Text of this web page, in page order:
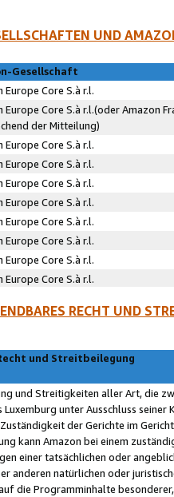
UND
Gesellschaft
Europe Core S.à r.l.
Europe Core S.à r.l.(oder Amazon
der Mitteilung)
Europe Core S.à r.l.
Europe Core S.à r.l.
Europe Core S.à r.l.
Europe Core S.à r.l.
Europe Core S.à r.l.
Europe Core S.à r.l.
Europe Core S.à r.l.
Europe Core S.à r.l.
RECHT UND
und Streitbeilegung
und Streitigkeiten aller Art, die
unter Ausschluss
der Gerichte im
kann Amazon bei einem
einer tatsächlichen oder
anderen natürlichen oder
die Programminhalte